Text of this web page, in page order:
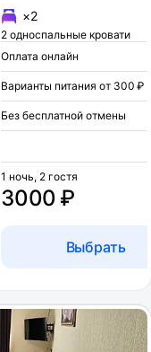
×2
2 односпальные кровати
Оплата онлайн
Варианты питания от 300 ₽
Без бесплатной отмены
3000 ₽
1 ночь, 2 гостя
Выбрать